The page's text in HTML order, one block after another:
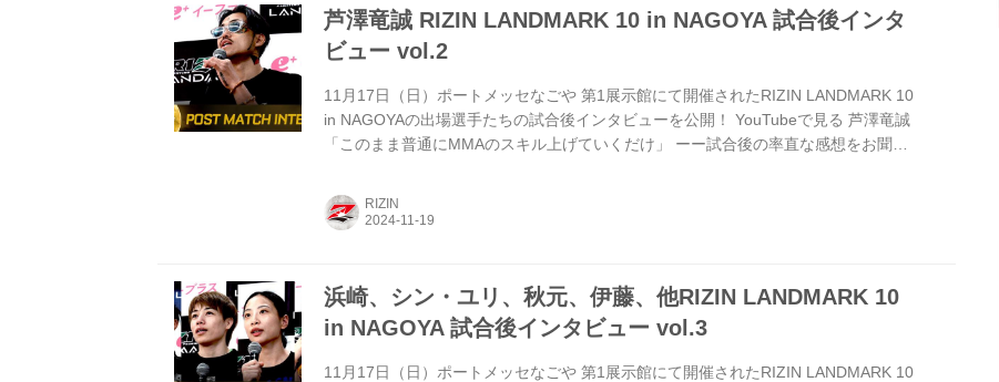
芦澤竜誠 RIZIN LANDMARK 10 in NAGOYA 試合後インタ
ビュー vol.2
11月17日（日）ポートメッセなごや 第1展示館にて開催されたRIZIN LANDMARK 10
in NAGOYAの出場選手たちの試合後インタビューを公開！ YouTubeで見る 芦澤竜誠
「このまま普通にMMAのスキル上げていくだけ」 ーー試合後の率直な感想をお聞か
で。この1ヶ月、昇侍選手を倒すことしかなかったので、で、MMAのスキルも上がっ
てきて、この試合に負けてもまだ絶対MMA続けるぞって。何の遊びよりも練習してい
RIZIN
浜崎、シン・ユリ、秋元、伊藤、他RIZIN LANDMARK 10
in NAGOYA 試合後インタビュー vol.3
11月17日（日）ポートメッセなごや 第1展示館にて開催されたRIZIN LANDMARK 10